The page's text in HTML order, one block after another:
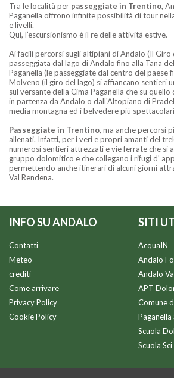
★ Hotel da 41 a 50 auro(30)
★ Hotel da 51 a 60 euro
★ Hotel da 61 a 70 euro(7 )
★ Hotel da 71 a 80 euro (1)
★ Hotel da 81 a 90 euro (0)
Tra le località per passeggiate in Trentino,
Paganella offrono infinite possibilità di tour
e livelli.
Qui, l’escursionismo è il re delle attività estive.
Ai facili percorsi sugli altipiani di Andalo (Il Giro
passeggiata dal lago di Andalo fino alla Tana
Paganella (le passeggiate dal centro del paese
Molveno (il giro del lago) si affiancano sentieri
sul versante della Cima Paganella che su
in partenza da Andalo o dall'Altopiano di
media montagna ed i belvedere più
Passeggiate in Trentino, ma anche percorsi
allenati. Infatti, per i veri e propri amanti del
numerosi sentieri attrezzati e vie ferrate che si
gruppo dolomitico e che collegano i rifugi d'
permettendo anche itinerari di alcuni giorni
Val Rendena.
INFO SU ANDALO
Contatti
Meteo
crediti
Come arrivare
Privacy Policy
Cookie Policy
SITI
AcquaIN
Andalo
Andalo
APT
Comune
Paganella
Scuola
Scuola